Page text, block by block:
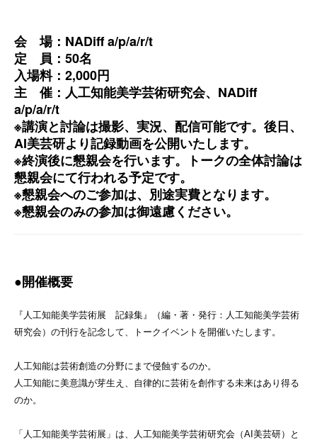
会 場：NADiff a/p/a/r/t
定 員：50名
入場料：2,000円
主 催：人工知能美学芸術研究会、NADiff
a/p/a/r/t
※講演と討論は撮影、実況、配信可能です。後日、
AI美芸研より記録動画を公開いたします。
※終演後に懇親会を行います。トークの全体討論は
懇親会にて行われる予定です。
※懇親会へのご参加は、別途実費となります。
※懇親会のみの参加は御遠慮ください。
●開催概要
『人工知能美学芸術展 記録集』（編・著・発行：人工知能美学芸術
研究会）の刊行を記念して、トークイベントを開催いたします。
人工知能は芸術創造の分野にまで侵蝕するのか。
人工知能に美意識が芽生え、自律的に芸術を創作する未来はあり得る
のか。
「人工知能美学芸術展」は、人工知能美学芸術研究会（AI美芸研）と